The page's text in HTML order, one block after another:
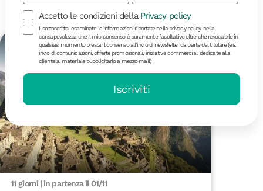
Novembre 2026
18-40 Storia
11 giorni | in partenza il 01/11
Accetto le condizioni della Privacy policy
Il sottoscritto, esaminate le informazioni riportate nella privacy policy, nella
consapevolezza che il mio consenso è puramente facoltativo oltre che revocabile in
qualsiasi momento presta il consenso all’invio di newsletter da parte del titolare (es.
invio di comunicazioni, offerte promozionali, iniziative commerciali dedicate alla
clientela, materiale pubblicitario a mezzo mail)
Iscriviti